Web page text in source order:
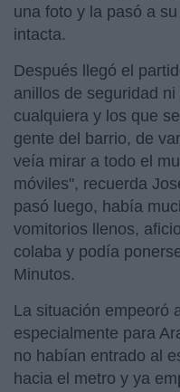
una foto y la pasó a
intacta.
Después llegó el
anillos de seguridad
cualquiera y los que
gente del barrio, de
veía mirar a todo el
móviles", recuerda
pasó luego, había
vomitorios llenos,
colaba y podía
Minutos.
La situación empeoró
especialmente para
no habían entrado al
hacia el metro y ya